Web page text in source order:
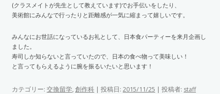
(クラスメイトが先生として教えています)でお手伝いをしたり、
美術館にみんなで行ったりと距離感が一気に縮まって嬉しいです。
みんなにお世話になっているお礼として、日本食パーティーを来月企画し
ました。
寿司しか知らないと言っていたので、日本の食べ物って美味しい！
と言ってもらえるように腕を振るいたいと思います！
カテゴリー: 交換留学 創作科 | 投稿日: 2015/11/25 | 投稿者: staff